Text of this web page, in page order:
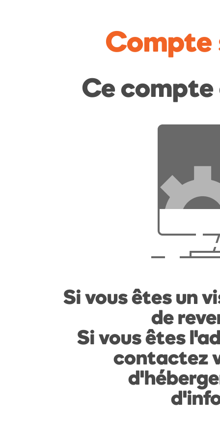
Compte
Ce
Si vous êtes un
de
Si vous êtes
contactez